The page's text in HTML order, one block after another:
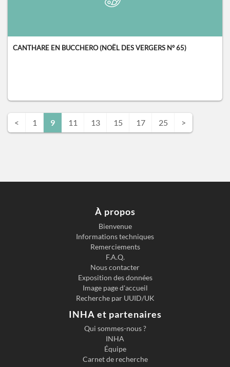
CANTHARE EN BUCCHERO (NOËL DES VERGERS N° 65)
< 1 9 11 13 15 17 25 >
À propos
Bienvenue
Informations techniques
Remerciements
F.A.Q.
Nous contacter
Exposition des données
Image page d'accueil
Recherche par UUID/UK
INHA et partenaires
Qui sommes-nous ?
INHA
Équipe
Carnet de recherche